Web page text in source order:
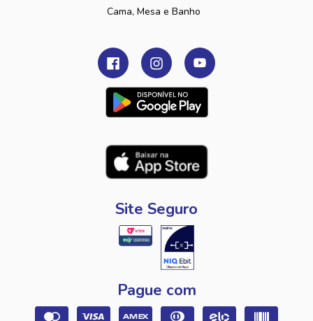
Cama, Mesa e Banho
Site Seguro
Pague com